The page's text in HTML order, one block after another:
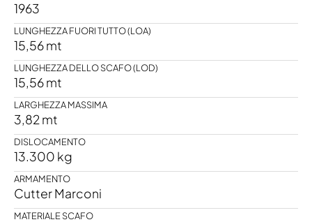
1963
LUNGHEZZA FUORI TUTTO (LOA)
15,56 mt
LUNGHEZZA DELLO SCAFO (LOD)
15,56 mt
LARGHEZZA MASSIMA
3,82 mt
DISLOCAMENTO
13.300 kg
ARMAMENTO
Cutter Marconi
MATERIALE SCAFO